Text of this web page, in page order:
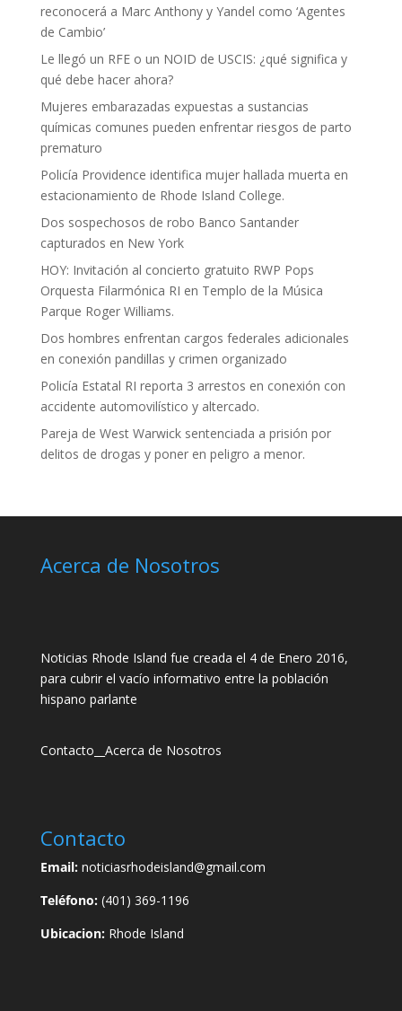
reconocerá a Marc Anthony y Yandel como ‘Agentes
de Cambio’
Le llegó un RFE o un NOID de USCIS: ¿qué significa y
qué debe hacer ahora?
Mujeres embarazadas expuestas a sustancias
químicas comunes pueden enfrentar riesgos de parto
prematuro
Policía Providence identifica mujer hallada muerta en
estacionamiento de Rhode Island College.
Dos sospechosos de robo Banco Santander
capturados en New York
HOY: Invitación al concierto gratuito RWP Pops
Orquesta Filarmónica RI en Templo de la Música
Parque Roger Williams.
Dos hombres enfrentan cargos federales adicionales
en conexión pandillas y crimen organizado
Policía Estatal RI reporta 3 arrestos en conexión con
accidente automovilístico y altercado.
Pareja de West Warwick sentenciada a prisión por
delitos de drogas y poner en peligro a menor.
Acerca de Nosotros
Noticias Rhode Island fue creada el 4 de Enero 2016,
para cubrir el vacío informativo entre la población
hispano parlante
Contacto Acerca de Nosotros
Contacto
Email:noticiasrhodeisland@gmail.com
Teléfono:(401) 369-1196
Ubicacion:Rhode Island